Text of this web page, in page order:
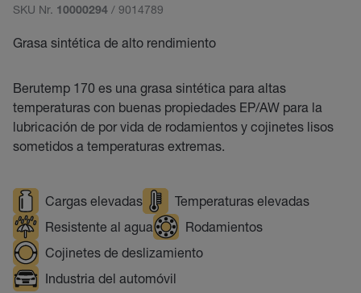
SKU Nr. 10000294 / 9014789
Grasa sintética de alto rendimiento
Berutemp 170 es una grasa sintética para altas
temperaturas con buenas propiedades EP/AW para la
lubricación de por vida de rodamientos y cojinetes lisos
sometidos a temperaturas extremas.
Cargas elevadas
Temperaturas elevadas
Resistente al agua
Rodamientos
Cojinetes de deslizamiento
Industria del automóvil